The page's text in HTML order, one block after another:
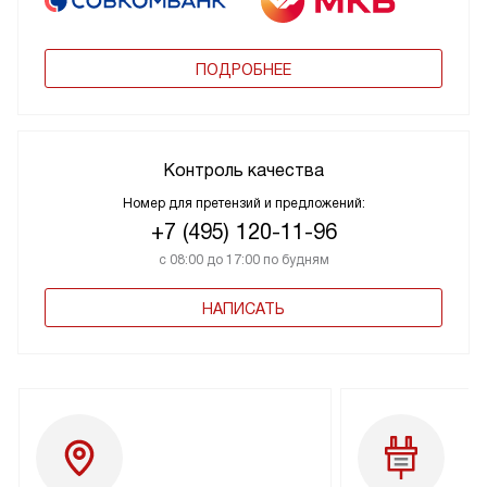
ПОДРОБНЕЕ
Контроль качества
Номер для претензий и предложений:
+7 (495) 120-11-96
с 08:00 до 17:00 по будням
НАПИСАТЬ